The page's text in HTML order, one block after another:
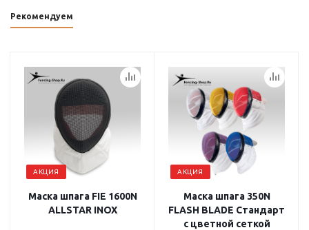
Рекомендуем
АКЦИЯ
Маска шпага FIE 1600N
ALLSTAR INOX
АКЦИЯ
Маска шпага 350N
FLASH BLADE Стандарт
с цветной сеткой